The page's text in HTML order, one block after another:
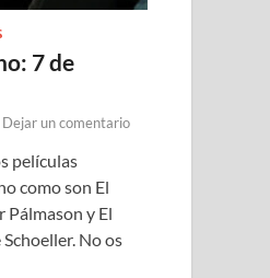
7 de
Dejar un comentario
películas
como son El
Pálmason y El
No os